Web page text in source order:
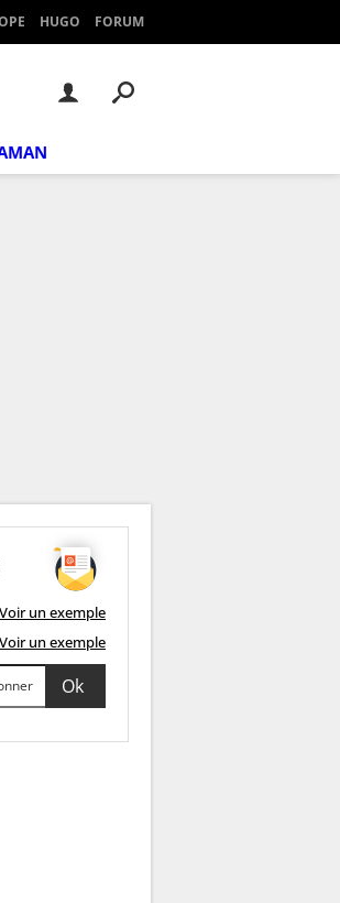
HUGO FORUM
Voir un exemple
Voir un exemple